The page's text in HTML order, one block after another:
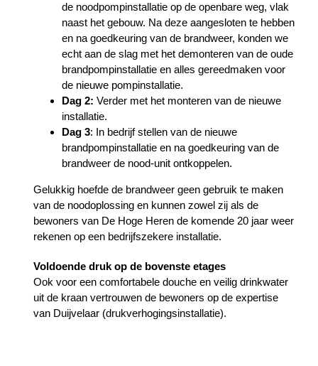
de noodpompinstallatie op de openbare weg, vlak
naast het gebouw. Na deze aangesloten te hebben
en na goedkeuring van de brandweer, konden we
echt aan de slag met het demonteren van de oude
brandpompinstallatie en alles gereedmaken voor
de nieuwe pompinstallatie.
Dag 2: Verder met het monteren van de nieuwe
installatie.
Dag 3: In bedrijf stellen van de nieuwe
brandpompinstallatie en na goedkeuring van de
brandweer de nood-unit ontkoppelen.
Gelukkig hoefde de brandweer geen gebruik te maken
van de noodoplossing en kunnen zowel zij als de
bewoners van De Hoge Heren de komende 20 jaar weer
rekenen op een bedrijfszekere installatie.
Voldoende druk op de bovenste etages
Ook voor een comfortabele douche en veilig drinkwater
uit de kraan vertrouwen de bewoners op de expertise
van Duijvelaar (drukverhogingsinstallatie).